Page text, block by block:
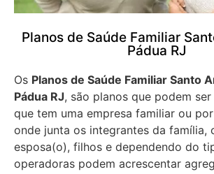
Planos de Saúde Familiar
Pádua RJ
Os Planos de Saúde Familiar Santo
Pádua RJ, são planos que podem
que tem uma empresa familiar ou
onde junta os integrantes da família,
esposa(o), filhos e dependendo do
operadoras podem acrescentar